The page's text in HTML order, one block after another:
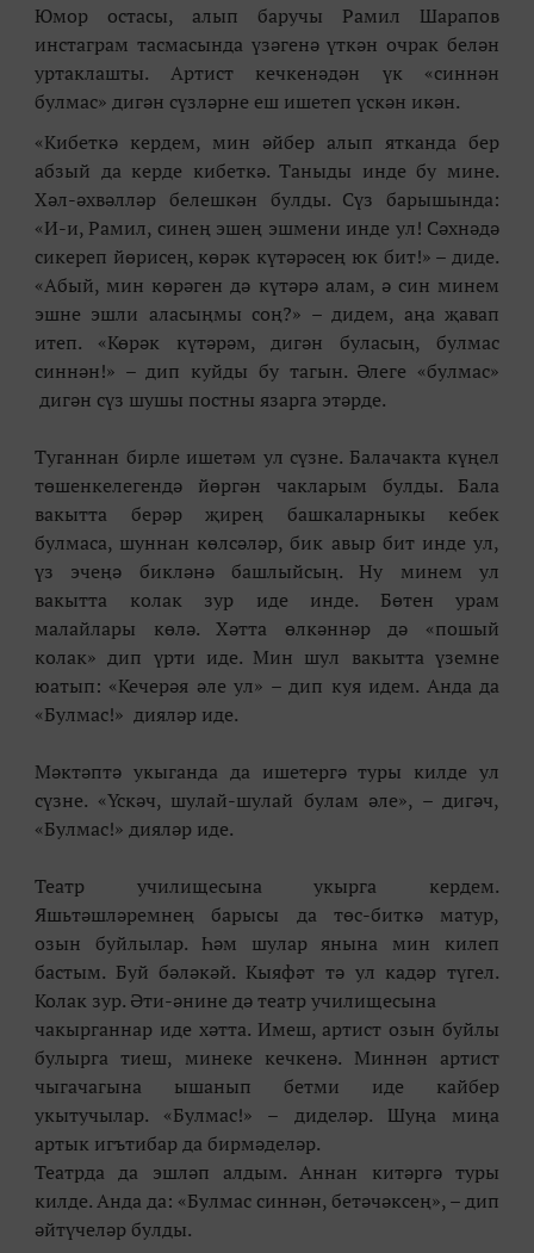
Юмор остасы, алып баручы Рамил Шарапов
инстаграм тасмасында үзәгенә үткән очрак белән
уртаклашты. Артист кечкенәдән үк «синнән
булмас» дигән сүзләрне еш ишетеп үскән икән.
«Кибеткә кердем, мин әйбер алып ятканда бер
абзый да керде кибеткә. Таныды инде бу мине.
Хәл-әхвәлләр белешкән булды. Сүз барышында:
«И-и, Рамил, синең эшең эшмени инде ул! Сәхнәдә
сикереп йөрисең, көрәк күтәрәсең юк бит!» – диде.
«Абый, мин көрәген дә күтәрә алам, ә син минем
эшне эшли аласыңмы соң?» – дидем, аңа җавап
итеп. «Көрәк күтәрәм, дигән буласың, булмас
синнән!» – дип куйды бу тагын. Әлеге «булмас»
дигән сүз шушы постны язарга этәрде.
Туганнан бирле ишетәм ул сүзне. Балачакта күңел
төшенкелегендә йөргән чакларым булды. Бала
вакытта берәр җирең башкаларныкы кебек
булмаса, шуннан көлсәләр, бик авыр бит инде ул,
үз эчеңә бикләнә башлыйсың. Ну минем ул
вакытта колак зур иде инде. Бөтен урам
малайлары көлә. Хәтта өлкәннәр дә «пошый
колак» дип үрти иде. Мин шул вакытта үземне
юатып: «Кечерәя әле ул» – дип куя идем. Анда да
«Булмас!» дияләр иде.
Мәктәптә укыганда да ишетергә туры килде ул
сүзне. «Үскәч, шулай-шулай булам әле», – дигәч,
«Булмас!» дияләр иде.
Театр училищесына укырга кердем.
Яшьтәшләремнең барысы да төс-биткә матур,
озын буйлылар. Һәм шулар янына мин килеп
бастым. Буй бәләкәй. Кыяфәт тә ул кадәр түгел.
Колак зур. Әти-әнине дә театр училищесына
чакырганнар иде хәтта. Имеш, артист озын буйлы
булырга тиеш, минеке кечкенә. Миннән артист
чыгачагына ышанып бетми иде кайбер
укытучылар. «Булмас!» – диделәр. Шуңа миңа
артык игътибар да бирмәделәр.
Театрда да эшләп алдым. Аннан китәргә туры
килде. Анда да: «Булмас синнән, бетәчәксең», – дип
әйтүчеләр булды.